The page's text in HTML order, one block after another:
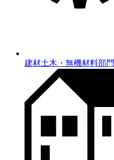
建材土木・無機材料部門